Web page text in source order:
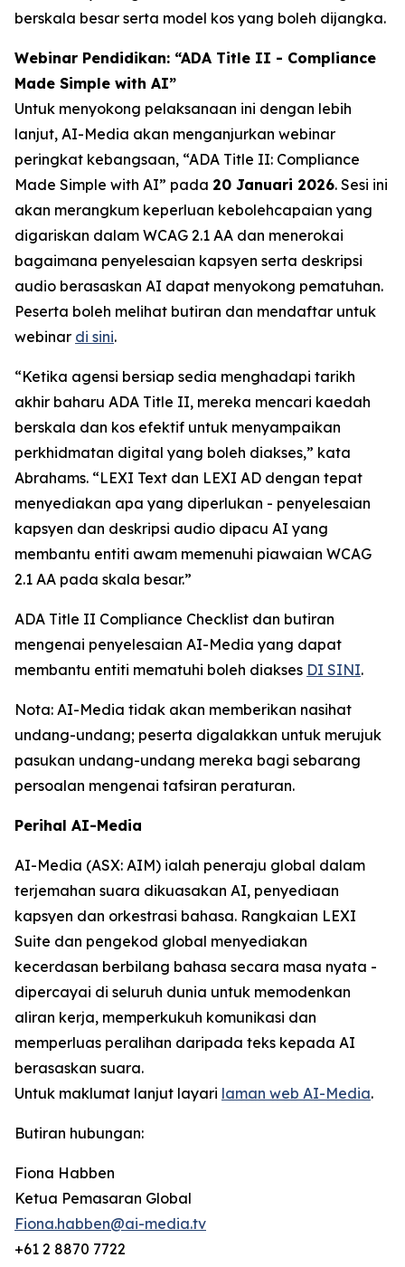
berskala besar serta model kos yang boleh dijangka.
Webinar Pendidikan: “ADA Title II - Compliance
Made Simple with AI”
Untuk menyokong pelaksanaan ini dengan lebih
lanjut, AI-Media akan menganjurkan webinar
peringkat kebangsaan, “ADA Title II: Compliance
Made Simple with AI” pada 20 Januari 2026. Sesi ini
akan merangkum keperluan kebolehcapaian yang
digariskan dalam WCAG 2.1 AA dan menerokai
bagaimana penyelesaian kapsyen serta deskripsi
audio berasaskan AI dapat menyokong pematuhan.
Peserta boleh melihat butiran dan mendaftar untuk
webinar di sini.
“Ketika agensi bersiap sedia menghadapi tarikh
akhir baharu ADA Title II, mereka mencari kaedah
berskala dan kos efektif untuk menyampaikan
perkhidmatan digital yang boleh diakses,” kata
Abrahams. “LEXI Text dan LEXI AD dengan tepat
menyediakan apa yang diperlukan - penyelesaian
kapsyen dan deskripsi audio dipacu AI yang
membantu entiti awam memenuhi piawaian WCAG
2.1 AA pada skala besar.”
ADA Title II Compliance Checklist dan butiran
mengenai penyelesaian AI-Media yang dapat
membantu entiti mematuhi boleh diakses DI SINI.
Nota: AI-Media tidak akan memberikan nasihat
undang-undang; peserta digalakkan untuk merujuk
pasukan undang-undang mereka bagi sebarang
persoalan mengenai tafsiran peraturan.
Perihal AI-Media
AI-Media (ASX: AIM) ialah peneraju global dalam
terjemahan suara dikuasakan AI, penyediaan
kapsyen dan orkestrasi bahasa. Rangkaian LEXI
Suite dan pengekod global menyediakan
kecerdasan berbilang bahasa secara masa nyata -
dipercayai di seluruh dunia untuk memodenkan
aliran kerja, memperkukuh komunikasi dan
memperluas peralihan daripada teks kepada AI
berasaskan suara.
Untuk maklumat lanjut layari laman web AI-Media.
Butiran hubungan:
Fiona Habben
Ketua Pemasaran Global
Fiona.habben@ai-media.tv
+61 2 8870 7722